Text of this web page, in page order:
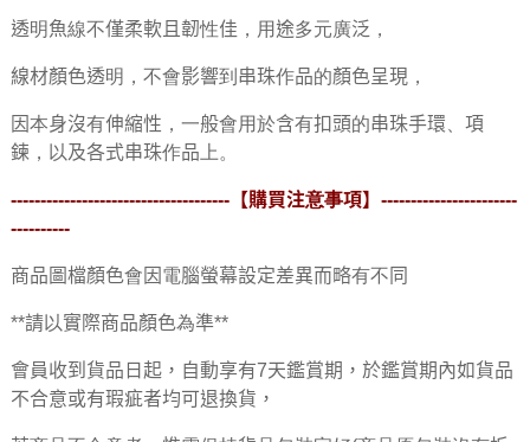
透明魚線不僅柔軟且韌性佳，用途多元廣泛，
線材顏色透明，不會影響到串珠作品的顏色呈現，
因本身沒有伸縮性，一般會用於含有扣頭的串珠手環、項
鍊，以及各式串珠作品上。
-------------------------------------【購買注意事項】 -----------------------
----------
商品圖檔顏色會因電腦螢幕設定差異而略有不同
**請以實際商品顏色為準**
會員收到貨品日起，自動享有7天鑑賞期，於鑑賞期內如貨品
不合意或有瑕疵者均可退換貨，